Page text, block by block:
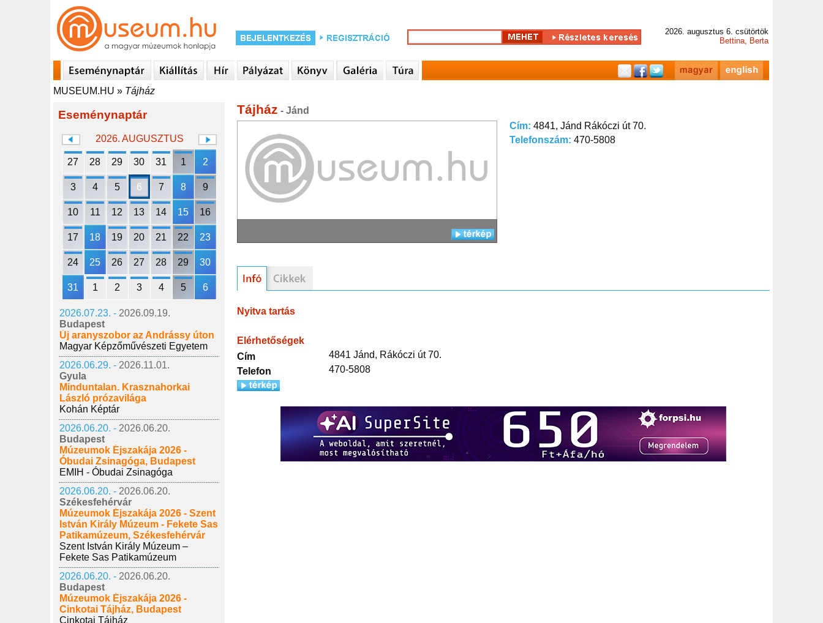
2026. augusztus 6. csütörtök
Bettina, Berta
MUSEUM.HU » Tájház
Eseménynaptár
2026. AUGUSZTUS
27 28 29 30 31 1 2
3 4 5 6 7 8 9
10 11 12 13 14 15 16
17 18 19 20 21 22 23
24 25 26 27 28 29 30
31 1 2 3 4 5 6
2026.07.23. - 2026.09.19.
Budapest
Új aranyszobor az Andrássy úton
Magyar Képzőművészeti Egyetem
2026.06.29. - 2026.11.01.
Gyula
Minduntalan. Krasznahorkai
László prózavilága
Kohán Képtár
2026.06.20. - 2026.06.20.
Budapest
Múzeumok Éjszakája 2026 -
Óbudai Zsinagóga, Budapest
EMIH - Óbudai Zsinagóga
2026.06.20. - 2026.06.20.
Székesfehérvár
Múzeumok Éjszakája 2026 - Szent
István Király Múzeum - Fekete Sas
Patikamúzeum, Székesfehérvár
Szent István Király Múzeum –
Fekete Sas Patikamúzeum
2026.06.20. - 2026.06.20.
Budapest
Múzeumok Éjszakája 2026 -
Cinkotai Tájház, Budapest
Cinkotai Tájház
Tájház - Jánd
Cím: 4841, Jánd Rákóczi út 70.
Telefonszám: 470-5808
Nyitva tartás
Elérhetőségek
Cím
4841 Jánd, Rákóczi út 70.
Telefon
470-5808